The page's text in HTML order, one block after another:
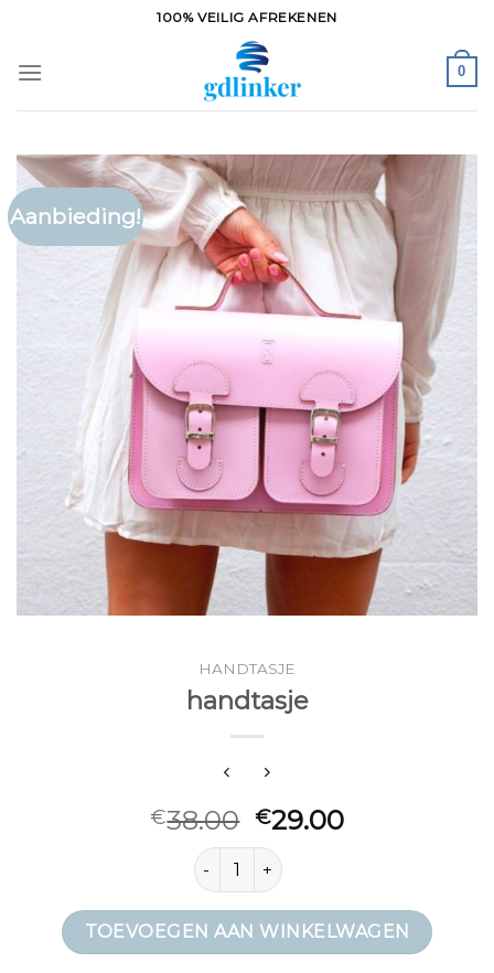
inhoud
100% VEILIG AFREKENEN
0
Aanbieding!
HANDTASJE
handtasje
€38.00 €29.00
handtasje aantal
TOEVOEGEN AAN WINKELWAGEN